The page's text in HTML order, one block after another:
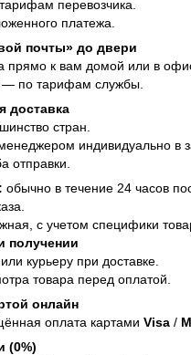
перевозчика.
платежа.
почты» до двери
прямо к вам домой или в
— по тарифам службы.
доставка
стран.
индивидуально в
отправки.
обычно в течение 24 часов
с учетом специфики
получении
курьеру при доставке.
товара перед оплатой.
онлайн
оплата картами Visa /
(0%)